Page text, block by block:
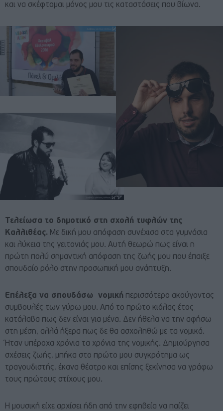
και να σκέφτομαι μόνος μου τις καταστάσεις που βίωνα.
Τελείωσα το δημοτικό στη σχολή τυφλών της
Καλλιθέας. Με δική μου απόφαση συνέχισα στα γυμνάσια
και λύκεια της γειτονιάς μου. Αυτή θεωρώ πως είναι η
πρώτη πολύ σημαντική απόφαση της ζωής μου που έπαιξε
σπουδαίο ρόλο στην προσωπική μου ανάπτυξη.
Επέλεξα να σπουδάσω νομική περισσότερο ακούγοντας
συμβουλές των γύρω μου. Από το πρώτο κιόλας έτος
κατάλαβα πως δεν είναι για μένα. Δεν ήθελα να την αφήσω
στη μέση, αλλά ήξερα πως δε θα ασχοληθώ με τα νομικά.
Ήταν υπέροχα χρόνια τα χρόνια της νομικής. Δημιούργησα
σχέσεις ζωής, μπήκα στο πρώτο μου συγκρότημα ως
τραγουδιστής, έκανα θέατρο και επίσης ξεκίνησα να γράφω
τους πρώτους στίχους μου.
Η μουσική είχε αρχίσει ήδη από την εφηβεία να παίζει